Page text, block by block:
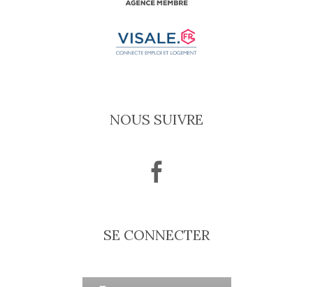
NOUS SUIVRE
SE CONNECTER